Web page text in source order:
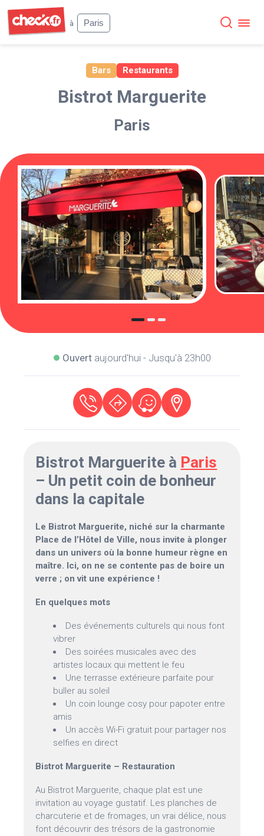
à
Paris
Bars Restaurants
Bistrot Marguerite
Paris
Ouvertaujourd'hui - Jusqu'à 23h00
Bistrot Marguerite à Paris
– Un petit coin de bonheur
dans la capitale
Le Bistrot Marguerite, niché sur la charmante
Place de l’Hôtel de Ville, nous invite à plonger
dans un univers où la bonne humeur règne en
maître. Ici, on ne se contente pas de boire un
verre ; on vit une expérience !
En quelques mots
Des événements culturels qui nous font
vibrer
Des soirées musicales avec des
artistes locaux qui mettent le feu
Une terrasse extérieure parfaite pour
buller au soleil
Un coin lounge cosy pour papoter entre
amis
Un accès Wi-Fi gratuit pour partager nos
selfies en direct
Bistrot Marguerite – Restauration
Au Bistrot Marguerite, chaque plat est une
invitation au voyage gustatif. Les planches de
charcuterie et de fromages, un vrai délice, nous
font découvrir des trésors de la gastronomie